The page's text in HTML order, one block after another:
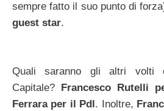
sempre fatto il suo punto di
guest star.
Quali saranno gli altri volti
Capitale? Francesco Rutelli
Ferrara per il Pdl. Inoltre,